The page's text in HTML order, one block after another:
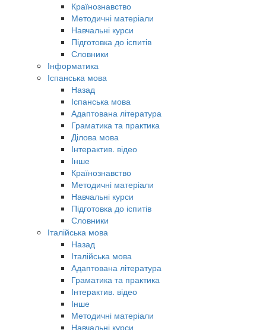
Країнознавство
Методичні матеріали
Навчальні курси
Підготовка до іспитів
Словники
Інформатика
Іспанська мова
Назад
Іспанська мова
Адаптована література
Граматика та практика
Ділова мова
Інтерактив. відео
Інше
Країнознавство
Методичні матеріали
Навчальні курси
Підготовка до іспитів
Словники
Італійська мова
Назад
Італійська мова
Адаптована література
Граматика та практика
Інтерактив. відео
Інше
Методичні матеріали
Навчальні курси